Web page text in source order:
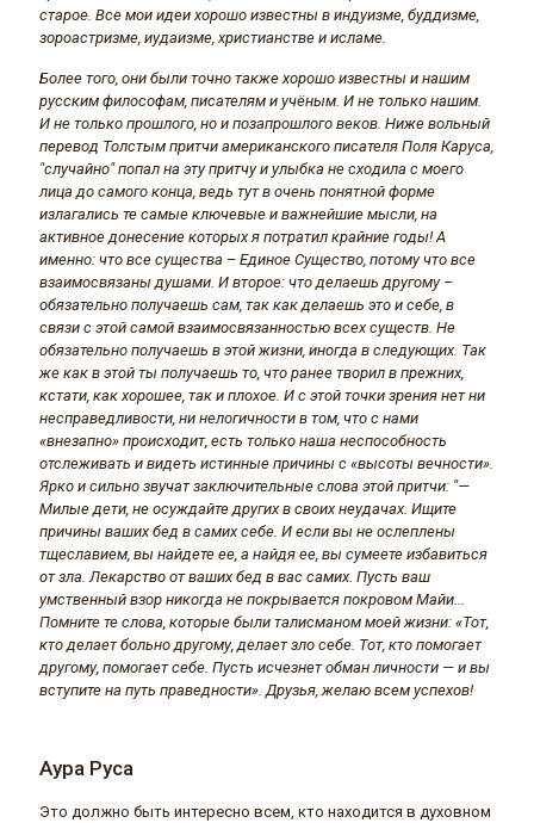
старое. Все мои идеи хорошо известны в индуизме, буддизме,
зороастризме, иудаизме, христианстве и исламе.
Более того, они были точно также хорошо известны и нашим
русским философам, писателям и учёным. И не только нашим.
И не только прошлого, но и позапрошлого веков. Ниже вольный
перевод Толстым притчи американского писателя Поля Каруса,
"случайно" попал на эту притчу и улыбка не сходила с моего
лица до самого конца, ведь тут в очень понятной форме
излагались те самые ключевые и важнейшие мысли, на
активное донесение которых я потратил крайние годы! А
именно: что все существа – Единое Существо, потому что все
взаимосвязаны душами. И второе: что делаешь другому –
обязательно получаешь сам, так как делаешь это и себе, в
связи с этой самой взаимосвязанностью всех существ. Не
обязательно получаешь в этой жизни, иногда в следующих. Так
же как в этой ты получаешь то, что ранее творил в прежних,
кстати, как хорошее, так и плохое. И с этой точки зрения нет ни
несправедливости, ни нелогичности в том, что с нами
«внезапно» происходит, есть только наша неспособность
отслеживать и видеть истинные причины с «высоты вечности».
Ярко и сильно звучат заключительные слова этой притчи: "—
Милые дети, не осуждайте других в своих неудачах. Ищите
причины ваших бед в самих себе. И если вы не ослеплены
тщеславием, вы найдете ее, а найдя ее, вы сумеете избавиться
от зла. Лекарство от ваших бед в вас самих. Пусть ваш
умственный взор никогда не покрывается покровом Майи...
Помните те слова, которые были талисманом моей жизни: «Тот,
кто делает больно другому, делает зло себе. Тот, кто помогает
другому, помогает себе. Пусть исчезнет обман личности — и вы
вступите на путь праведности». Друзья, желаю всем успехов!
Аура Руса
Это должно быть интересно всем, кто находится в духовном